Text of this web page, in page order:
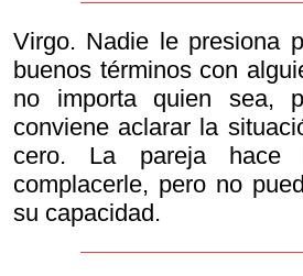
Virgo. Nadie le presiona
buenos términos con
no importa quien sea,
conviene aclarar la
cero. La pareja hace
complacerle, pero no
su capacidad.